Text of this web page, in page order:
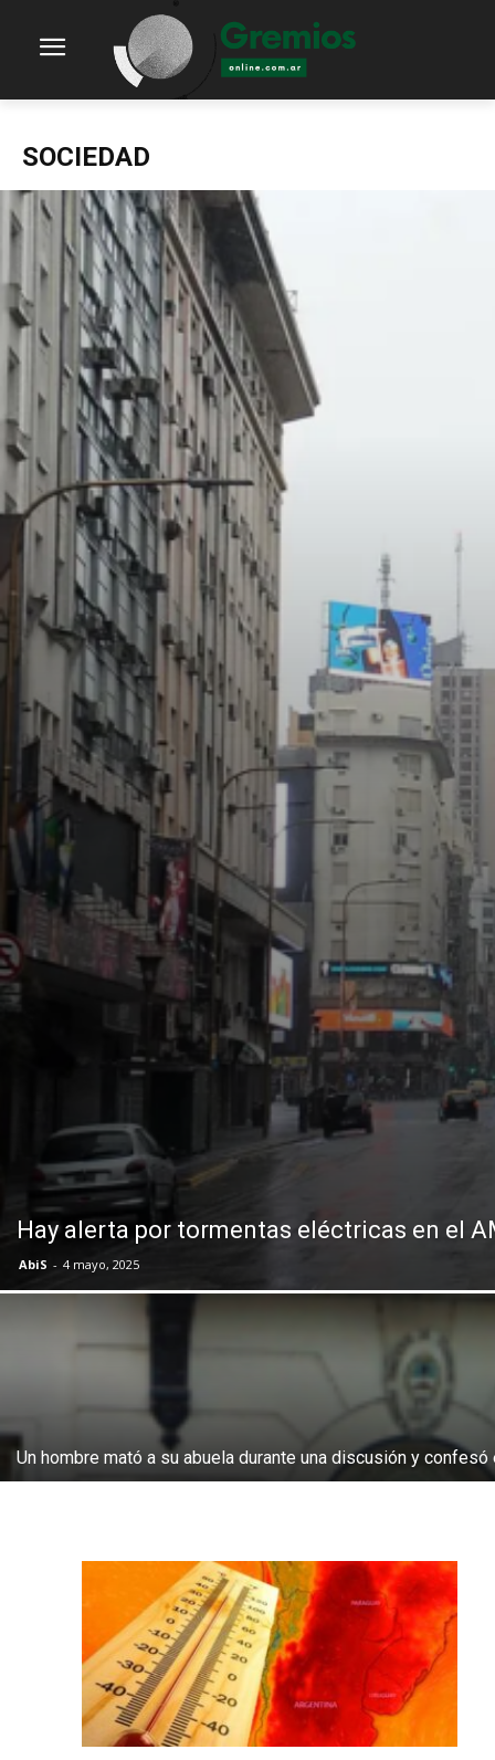
SOCIEDAD
Hay alerta por tormentas eléctricas en el
AbiS - 4 mayo, 2025
Un hombre mató a su abuela durante una discusión y